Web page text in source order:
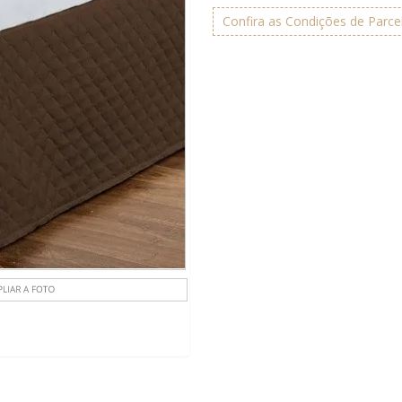
Confira as Condições de